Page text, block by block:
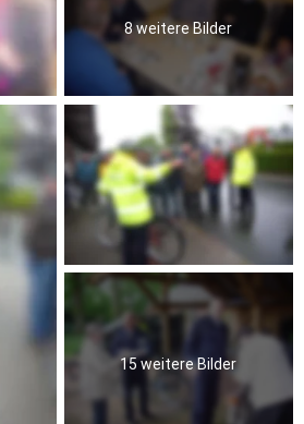
8 weitere Bilder
15 weitere Bilder